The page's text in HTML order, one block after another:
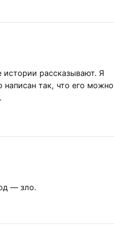
рассказывают. Я
написан так, что его можно
— зло.